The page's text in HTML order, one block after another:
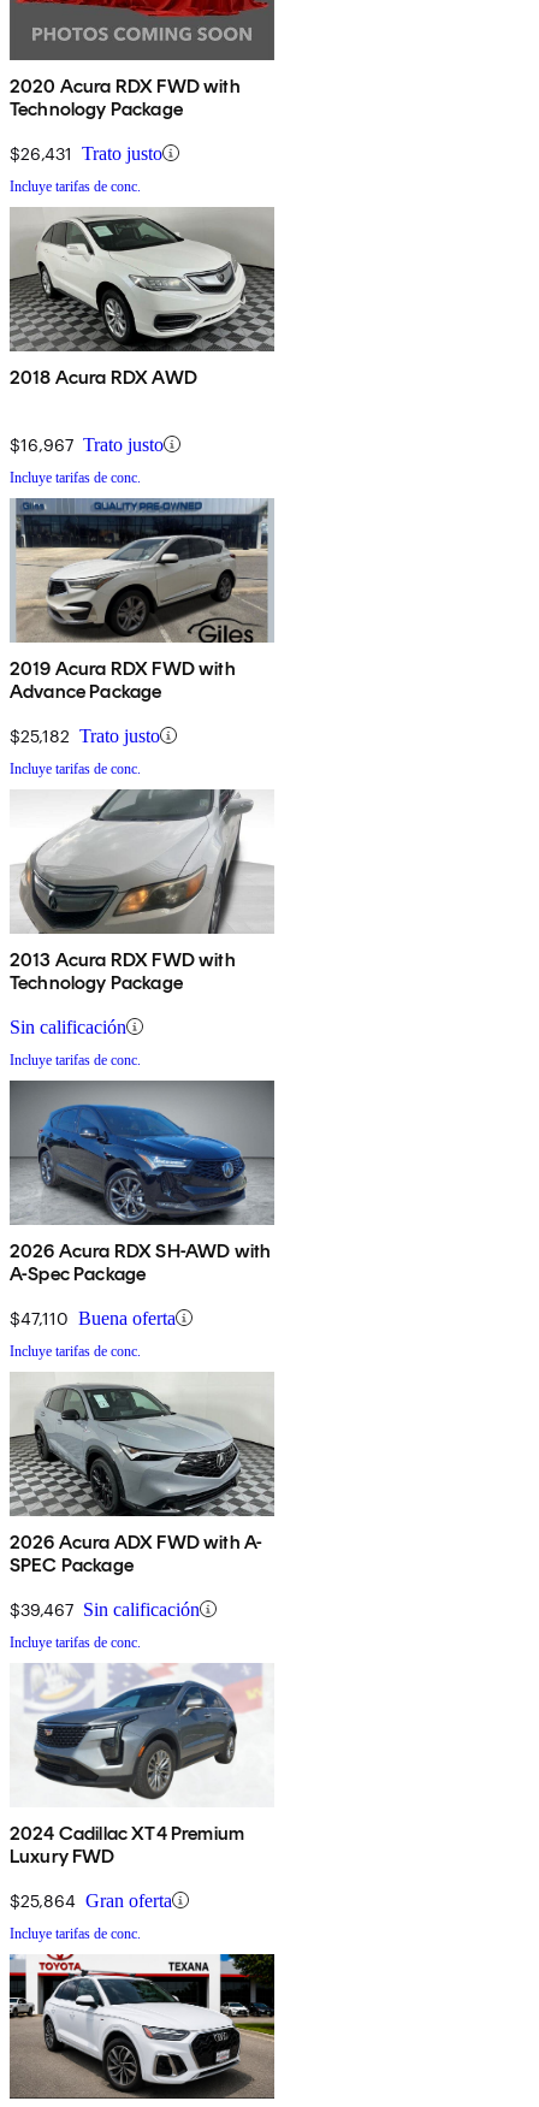
2020 Acura RDX FWD with
Technology Package
$26,431 Trato justo
Incluye tarifas de conc.
2018 Acura RDX AWD
$16,967 Trato justo
Incluye tarifas de conc.
2019 Acura RDX FWD with
Advance Package
$25,182 Trato justo
Incluye tarifas de conc.
2013 Acura RDX FWD with
Technology Package
Sin calificación
Incluye tarifas de conc.
2026 Acura RDX SH-AWD with
A-Spec Package
$47,110 Buena oferta
Incluye tarifas de conc.
2026 Acura ADX FWD with A-
SPEC Package
$39,467 Sin calificación
Incluye tarifas de conc.
2024 Cadillac XT4 Premium
Luxury FWD
$25,864 Gran oferta
Incluye tarifas de conc.